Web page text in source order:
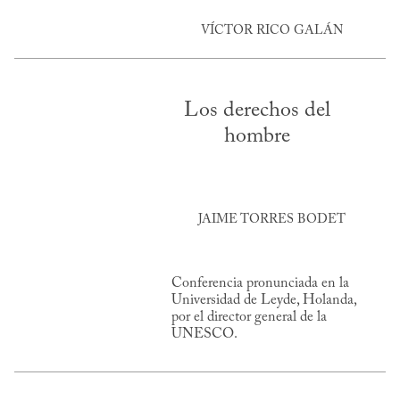
VÍCTOR RICO GALÁN
Los derechos del
hombre
JAIME TORRES BODET
Conferencia pronunciada en la
Universidad de Leyde, Holanda,
por el director general de la
UNESCO.